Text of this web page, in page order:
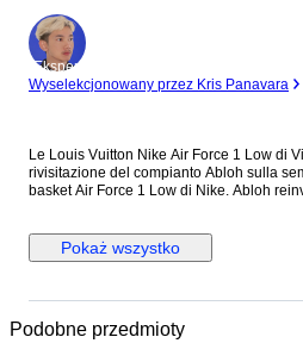
Ekspert
Wyselekcjonowany przez Kris Panavara
Le Louis Vuitton Nike Air Force 1 Low di
rivisitazione del compianto Abloh sulla
basket Air Force 1 Low di Nike. Abloh
abbigliamento OFF-WHITE, con una
scritta "AIR" stampata accanto alla parola
Abloh Nike Air Force 1 Low hanno
morte di Abloh, la colorway in bianco è
Pokaż wszystko
Podobne przedmioty